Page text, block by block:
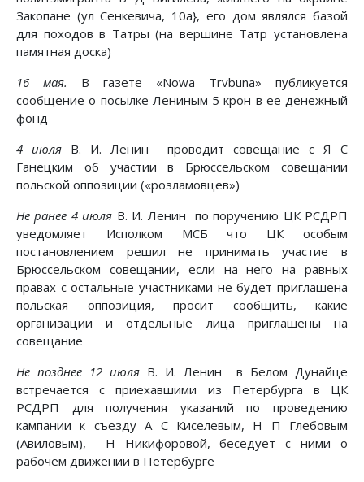
Закопане (ул Сенкевича, 10а}, его дом являлся базой
для походов в Татры (на вершине Татр установлена
памятная доска)
16 мая. В газете «Nowa Trvbuna» публикуется
сообщение о посылке Лениным 5 крон в ее денежный
фонд
4 июля В. И. Ленин проводит совещание с Я С
Ганецким об участии в Брюссельском совещании
польской оппозиции («розламовцев»)
Не ранее 4 июля В. И. Ленин по поручению ЦК РСДРП
уведомляет Исполком МСБ что ЦК особым
постановлением решил не принимать участие в
Брюссельском совещании, если на него на равных
правах с остальные участниками не будет приглашена
польская оппозиция, просит сообщить, какие
организации и отдельные лица приглашены на
совещание
Не позднее 12 июля В. И. Ленин в Белом Дунайце
встречается с приехавшими из Петербурга в ЦК
РСДРП для получения указаний по проведению
кампании к съезду А С Киселевым, Н П Глебовым
(Авиловым), Н Никифоровой, беседует с ними о
рабочем движении в Петербурге